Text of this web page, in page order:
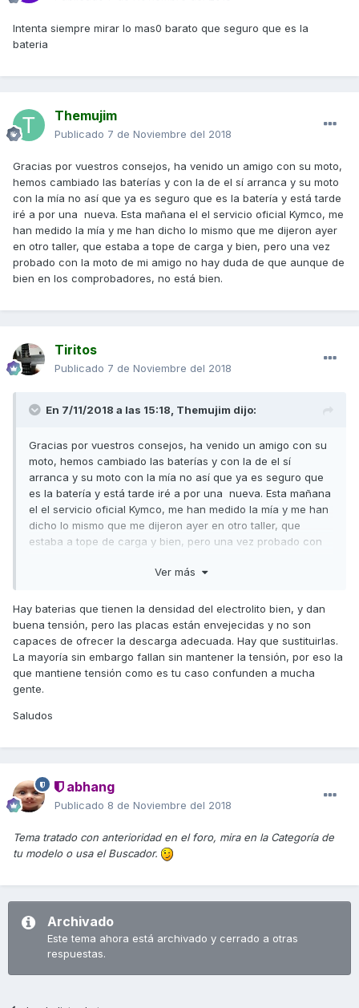
Intenta siempre mirar lo mas0 barato que seguro que es la
bateria
Themujim
Publicado 7 de Noviembre del 2018
Gracias por vuestros consejos, ha venido un amigo con su moto,
hemos cambiado las baterías y con la de el sí arranca y su moto
con la mía no así que ya es seguro que es la batería y está tarde
iré a por una nueva. Esta mañana el el servicio oficial Kymco, me
han medido la mía y me han dicho lo mismo que me dijeron ayer
en otro taller, que estaba a tope de carga y bien, pero una vez
probado con la moto de mi amigo no hay duda de que aunque de
bien en los comprobadores, no está bien.
Tiritos
Publicado 7 de Noviembre del 2018
En 7/11/2018 a las 15:18, Themujim dijo:
Gracias por vuestros consejos, ha venido un amigo con su
moto, hemos cambiado las baterías y con la de el sí
arranca y su moto con la mía no así que ya es seguro que
es la batería y está tarde iré a por una nueva. Esta mañana
el el servicio oficial Kymco, me han medido la mía y me han
dicho lo mismo que me dijeron ayer en otro taller, que
estaba a tope de carga y bien, pero una vez probado con
los comprobadores, no está bien.
Ver más
Hay baterias que tienen la densidad del electrolito bien, y dan
buena tensión, pero las placas están envejecidas y no son
capaces de ofrecer la descarga adecuada. Hay que sustituirlas.
La mayoría sin embargo fallan sin mantener la tensión, por eso la
que mantiene tensión como es tu caso confunden a mucha
gente.
Saludos
abhang
Publicado 8 de Noviembre del 2018
Tema tratado con anterioridad en el foro, mira en la Categoría de
tu modelo o usa el Buscador.
Archivado
Este tema ahora está archivado y cerrado a otras
respuestas.